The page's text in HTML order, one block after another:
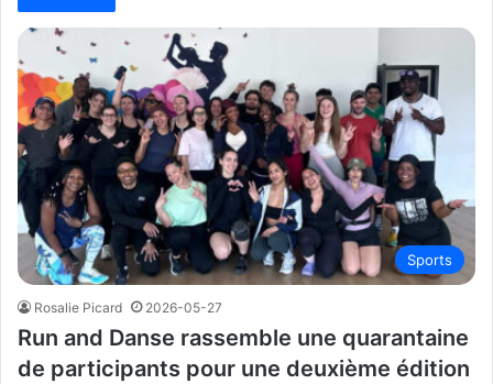
Sports
Rosalie Picard 2026-05-27
Run and Danse rassemble une quarantaine
de participants pour une deuxième édition